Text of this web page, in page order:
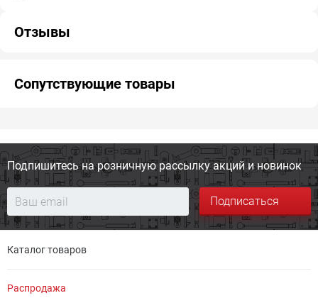
Отзывы
Сопутствующие товары
Подпишитесь на розничную рассылку акций и новинок
Подписаться
Каталог товаров
Распродажа